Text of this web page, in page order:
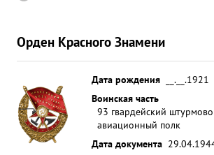
Орден Красного Знамени
Дата рождения
__.__.1921
Воинская часть
93 гвардейский
авиационный полк
Дата документа